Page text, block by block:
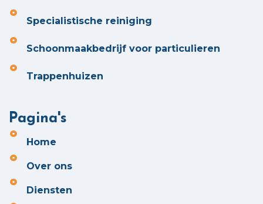
Specialistische reiniging
Schoonmaakbedrijf voor particulieren
Trappenhuizen
Pagina's
Home
Over ons
Diensten